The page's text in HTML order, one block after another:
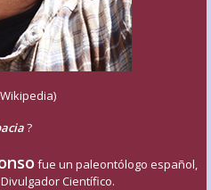
?
fue un paleontólogo español,
Científico.